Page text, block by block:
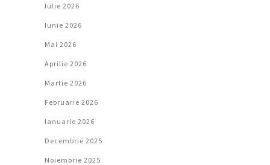
Iulie 2026
Iunie 2026
Mai 2026
Aprilie 2026
Martie 2026
Februarie 2026
Ianuarie 2026
Decembrie 2025
Noiembrie 2025